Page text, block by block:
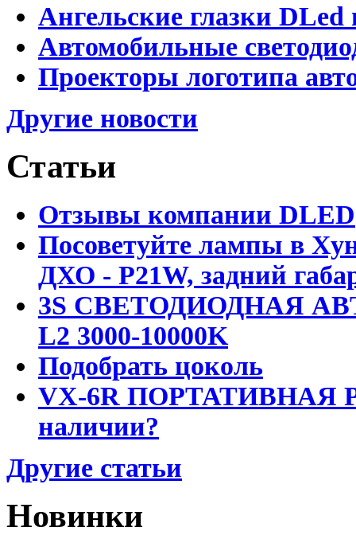
Ангельские глазки DLed
Автомобильные
Проекторы логотипа
Другие новости
Статьи
Отзывы компании DLED
Посоветуйте лампы в
ДХО - P21W, задний
3S СВЕТОДИОДНАЯ
L2 3000-10000K
Подобрать цоколь
VX-6R ПОРТАТИВНАЯ
наличии?
Другие статьи
Новинки